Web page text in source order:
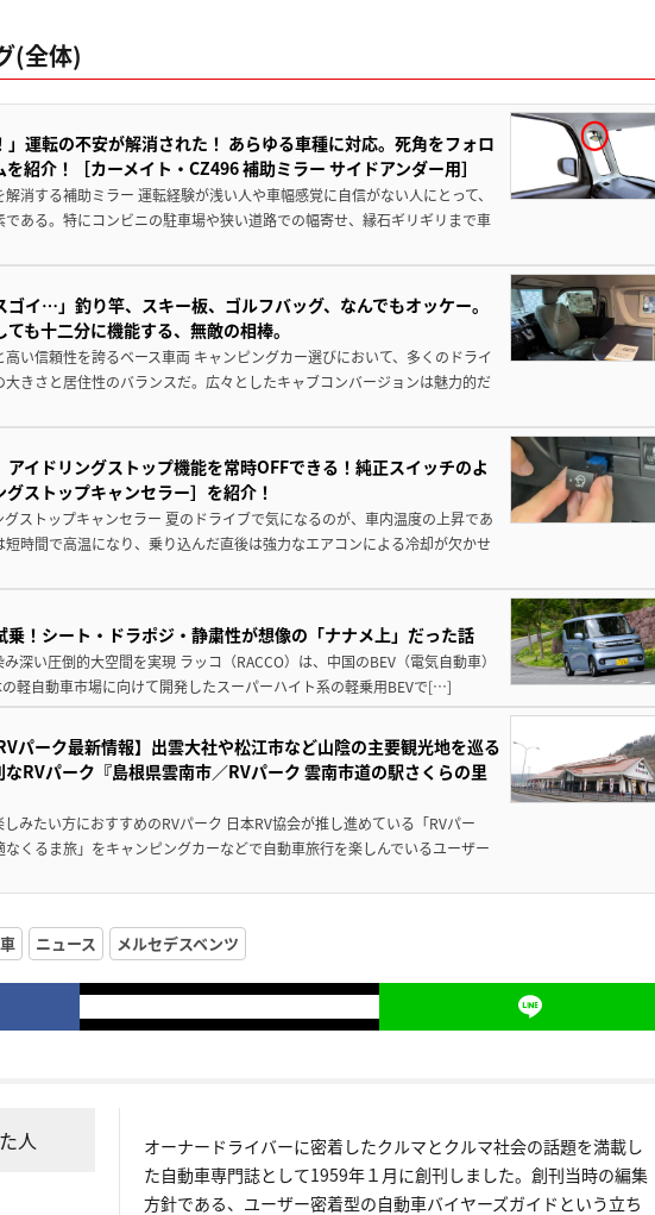
(全体)
」運転の不安が解消された！ あらゆる車種に対応。死角をフォロ
紹介！［カーメイト・CZ496 補助ミラー サイドアンダー用］
消する補助ミラー 運転経験が浅い人や車幅感覚に自信がない人にとって、
ある。特にコンビニの駐車場や狭い道路での幅寄せ、縁石ギリギリまで車
イ…」釣り竿、スキー板、ゴルフバッグ、なんでもオッケー。
も十二分に機能する、無敵の相棒。
い信頼性を誇るベース車両 キャンピングカー選びにおいて、多くのドライ
きさと居住性のバランスだ。広々としたキャブコンバージョンは魅力的だ
アイドリングストップ機能を常時OFFできる！純正スイッチのよ
ストップキャンセラー］を紹介！
ストップキャンセラー 夏のドライブで気になるのが、車内温度の上昇であ
時間で高温になり、乗り込んだ直後は強力なエアコンによる冷却が欠かせ
！シート・ドラポジ・静粛性が想像の「ナナメ上」だった話
深い圧倒的大空間を実現 ラッコ（RACCO）は、中国のBEV（電気自動車）
軽自動車市場に向けて開発したスーパーハイト系の軽乗用BEVで[…]
パーク最新情報】出雲大社や松江市など山陰の主要観光地を巡る
RVパーク『島根県雲南市／RVパーク 雲南市道の駅さくらの里
みたい方におすすめのRVパーク 日本RV協会が推し進めている「RVパー
くるま旅」をキャンピングカーなどで自動車旅行を楽しんでいるユーザー
ニュース メルセデスベンツ
人
オーナードライバーに密着したクルマとクルマ社会の話題を満載し
た自動車専門誌として1959年１月に創刊しました。創刊当時の編集
方針である、ユーザー密着型の自動車バイヤーズガイドという立ち